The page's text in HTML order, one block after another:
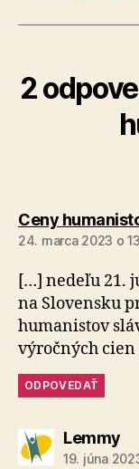
2
Ceny
24. marca 2023 o
[…] nedeľu 21.
na Slovensku
humanistov
výročných
ODPOVEDAŤ
Lemmy
19. júna